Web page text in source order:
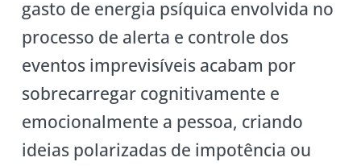
gasto de energia psíquica envolvida no
processo de alerta e controle dos
eventos imprevisíveis acabam por
sobrecarregar cognitivamente e
emocionalmente a pessoa, criando
ideias polarizadas de impotência ou